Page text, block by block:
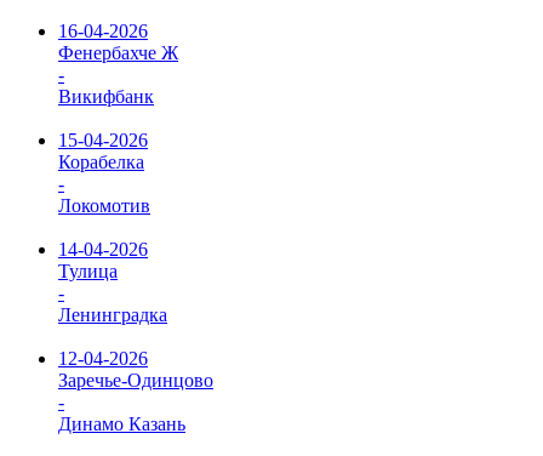
16-04-2026
Фенербахче Ж
-
Викифбанк
15-04-2026
Корабелка
-
Локомотив
14-04-2026
Тулица
-
Ленинградка
12-04-2026
Заречье-Одинцово
-
Динамо Казань